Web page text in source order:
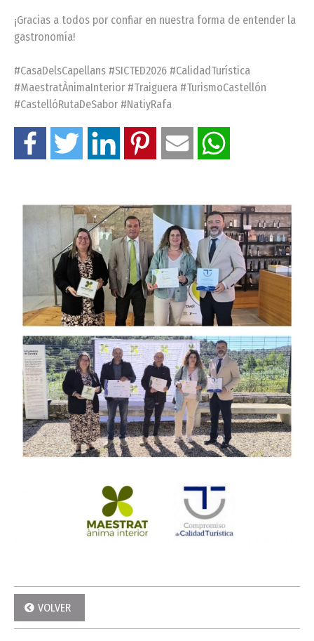
¡Gracias a todos por confiar en nuestra forma de entender la
gastronomía!
#CasaDelsCapellans #SICTED2026 #CalidadTurística
#MaestratÀnimaInterior #Traiguera #TurismoCastellón
#CastellóRutaDeSabor #NatiyRafa
VOLVER